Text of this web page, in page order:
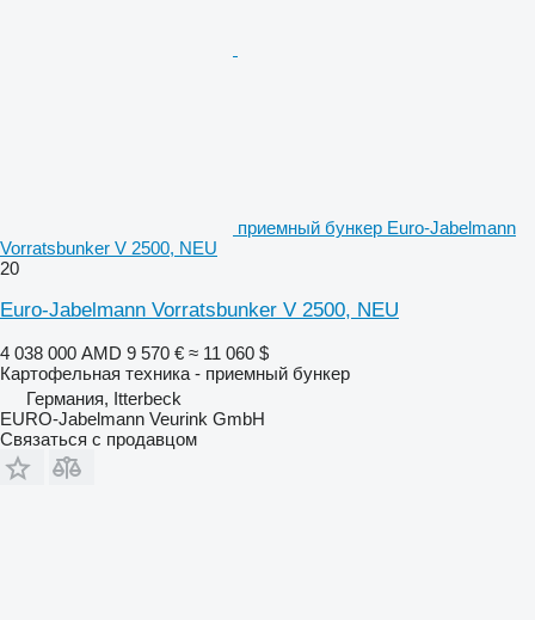
приемный бункер Euro-Jabelmann
Vorratsbunker V 2500, NEU
20
Euro-Jabelmann Vorratsbunker V 2500, NEU
4 038 000 AMD 9 570 € ≈ 11 060 $
Картофельная техника - приемный бункер
Германия, Itterbeck
EURO-Jabelmann Veurink GmbH
Связаться с продавцом